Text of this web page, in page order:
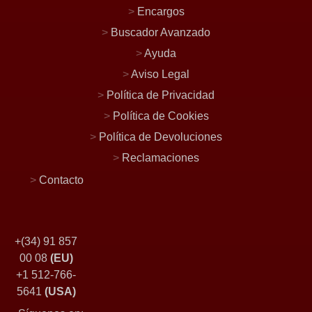
> Encargos
> Buscador Avanzado
>Ayuda
>Aviso Legal
> Política de Privacidad
> Política de Cookies
> Política de Devoluciones
> Reclamaciones
> Contacto
+(34) 91 857
00 08 (EU)
+1 512-766-
5641 (USA)